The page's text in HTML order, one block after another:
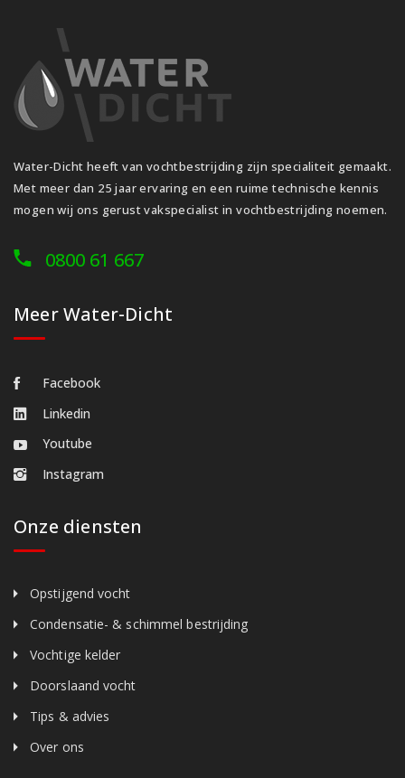
Water-Dicht heeft van vochtbestrijding zijn specialiteit gemaakt.
Met meer dan 25 jaar ervaring en een ruime technische kennis
mogen wij ons gerust vakspecialist in vochtbestrijding noemen.
0800 61 667
Meer Water-Dicht
Facebook
Linkedin
Youtube
Instagram
Onze diensten
Opstijgend vocht
Condensatie- & schimmel bestrijding
Vochtige kelder
Doorslaand vocht
Tips & advies
Over ons